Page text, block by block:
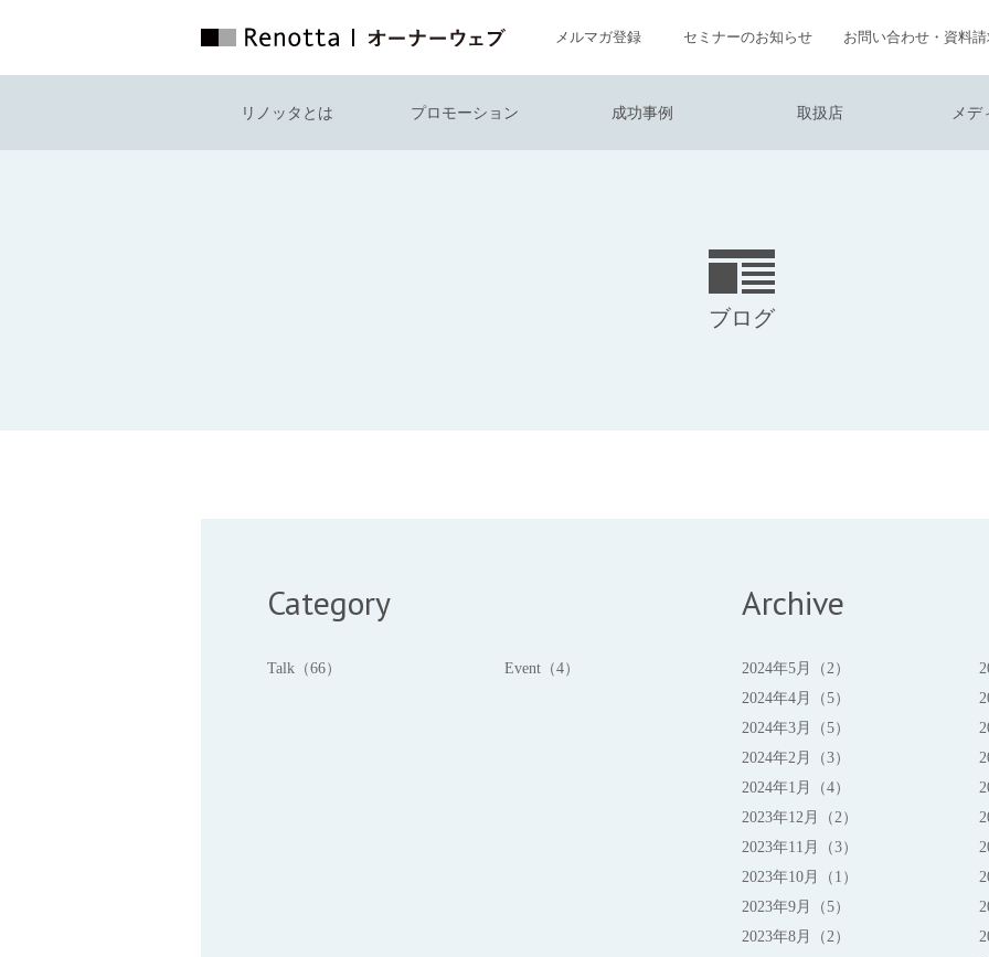
メルマガ登録 セミナーのお知らせ お問い合わせ・資料
リノッタとは プロモーション 成功事例 取扱店 メデ
ブログ
Category
Talk（66） Event（4）
Archive
2024年5月（2）
2024年4月（5）
2024年3月（5）
2024年2月（3）
2024年1月（4）
2023年12月（2）
2023年11月（3）
2023年10月（1）
2023年9月（5）
2023年8月（2）